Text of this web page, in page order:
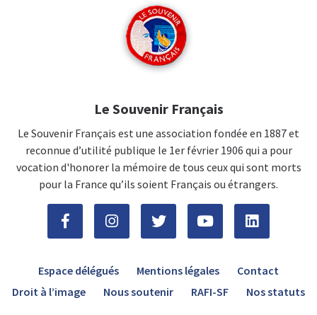
Le Souvenir Français
Le Souvenir Français est une association fondée en 1887 et
reconnue d’utilité publique le 1er février 1906 qui a pour
vocation d'honorer la mémoire de tous ceux qui sont morts
pour la France qu’ils soient Français ou étrangers.
Espace délégués Mentions légales
Contact
Droit à l’image
Nous soutenir RAFI-SF Nos statuts